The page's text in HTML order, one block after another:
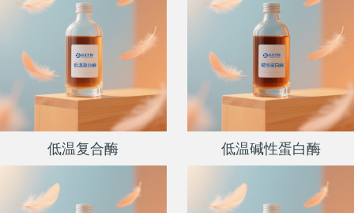
低温复合酶 低温碱性蛋白酶